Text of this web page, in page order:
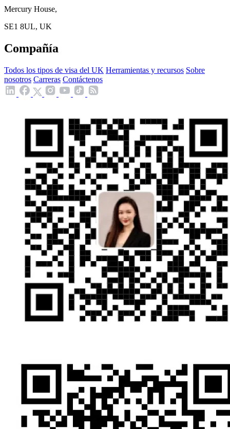
Mercury House,
SE1 8UL, UK
Compañía
Todos los tipos de visa del UK Herramientas y recursos Sobre
nosotros Carreras Contáctenos